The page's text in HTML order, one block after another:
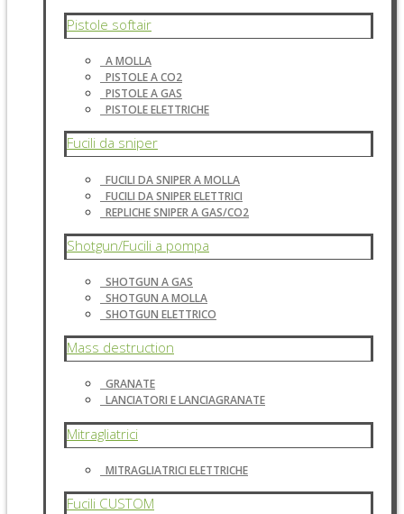
Pistole softair
A MOLLA
PISTOLE A CO2
PISTOLE A GAS
PISTOLE ELETTRICHE
Fucili da sniper
FUCILI DA SNIPER A MOLLA
FUCILI DA SNIPER ELETTRICI
REPLICHE SNIPER A GAS/CO2
Shotgun/Fucili a pompa
SHOTGUN A GAS
SHOTGUN A MOLLA
SHOTGUN ELETTRICO
Mass destruction
GRANATE
LANCIATORI E LANCIAGRANATE
Mitragliatrici
MITRAGLIATRICI ELETTRICHE
Fucili CUSTOM